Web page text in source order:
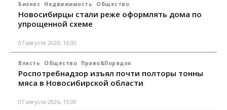
Бизнес Недвижимость Общество
Новосибирцы стали реже оформлять дома по
упрощенной схеме
07 августа 2026, 16:00
Власть Общество Право&Порядок
Роспотребнадзор изъял почти полторы тонны
мяса в Новосибирской области
07 августа 2026, 15:00